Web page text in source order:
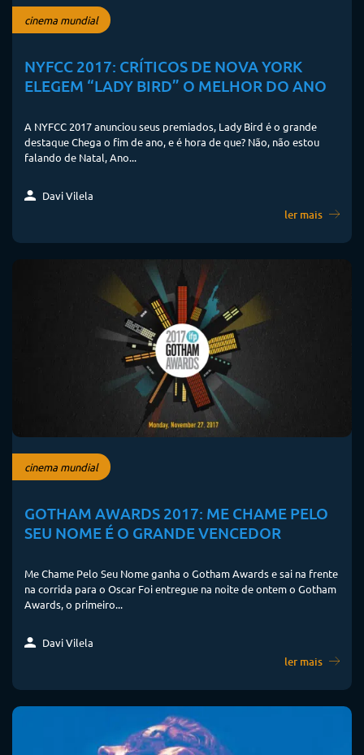
cinema mundial
NYFCC 2017: CRÍTICOS DE NOVA YORK
ELEGEM “LADY BIRD” O MELHOR DO ANO
A NYFCC 2017 anunciou seus premiados, Lady Bird é o grande
destaque Chega o fim de ano, e é hora de que? Não, não estou
falando de Natal, Ano...
Davi Vilela
ler mais
cinema mundial
GOTHAM AWARDS 2017: ME CHAME PELO
SEU NOME É O GRANDE VENCEDOR
Me Chame Pelo Seu Nome ganha o Gotham Awards e sai na frente
na corrida para o Oscar Foi entregue na noite de ontem o Gotham
Awards, o primeiro...
Davi Vilela
ler mais